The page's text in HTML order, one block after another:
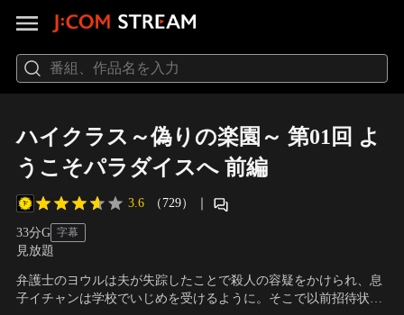
ハイクラス～偽りの楽園～ 第01回 よ
うこそパラダイスへ 前編
3.6 （729） ｜
33分G 字幕
見放題
弁護士のヨウルは夫が失踪したことで殺人の容疑をかけられ、息
子イチャンは学校でいじめを受けるように。そこで以前招待状を